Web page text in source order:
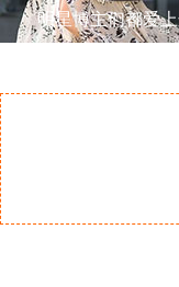
明星博主们都爱